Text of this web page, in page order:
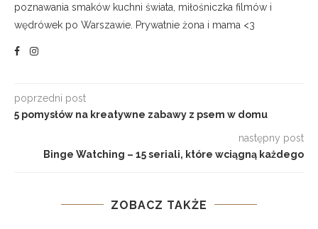
poznawania smaków kuchni świata, miłośniczka filmów i
wędrówek po Warszawie. Prywatnie żona i mama <3
poprzedni post
5 pomysłów na kreatywne zabawy z psem w domu
następny post
Binge Watching – 15 seriali, które wciągną każdego
ZOBACZ TAKŻE